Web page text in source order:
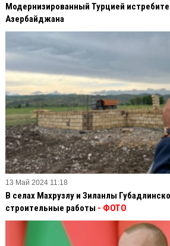
Модернизированный Турцией
Азербайджана
13 Май 2024 11:18
В селах Махрузлу и Зиланлы
строительные работы - ФОТО